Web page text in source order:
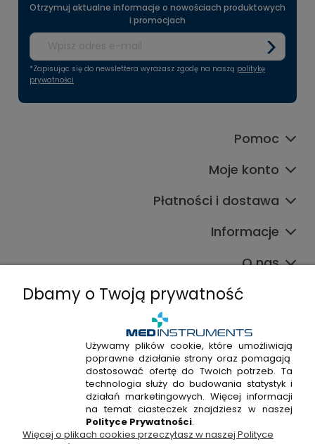
Otrzymuj aktualne informacje o nowościach produktowych
i promocjach
*Zapisując się do newslettera wyrażasz zgodę na naszą politykę
prywatności
Pomoc
Moje konto
Płatności i dostawa
Informacje
O nas
+48 720 915 338
+48 22 298 53 38
Napisz do nas!
Hossa Medical Sp. z o. o. | ul. Kryształowa 33A, 01-356
Dbamy o Twoją prywatność
Używamy plików cookie, które umożliwiają
poprawne działanie strony oraz pomagają
dostosować ofertę do Twoich potrzeb. Ta
technologia służy do budowania statystyk i
działań marketingowych. Więcej informacji
na temat ciasteczek znajdziesz w naszej
Polityce Prywatności.
Więcej o plikach cookies przeczytasz w naszej Polityce